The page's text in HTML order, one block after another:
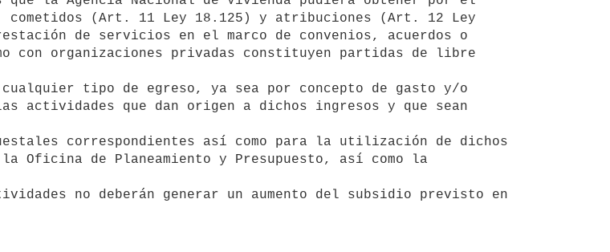
(Art. 11 Ley 18.125) y atribuciones (Art. 12 Ley
de servicios en el marco de convenios, acuerdos o
con organizaciones privadas constituyen partidas de libre
actividades que dan origen a dichos ingresos y que sean
de Planeamiento y Presupuesto, así como la